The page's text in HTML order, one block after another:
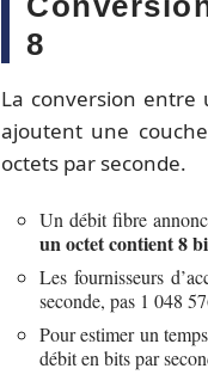
8
La conversion entre
ajoutent une
octets par seconde.
Un débit fibre
un octet contient 8
Les fournisseurs
seconde, pas 1 048
Pour estimer un
débit en bits par